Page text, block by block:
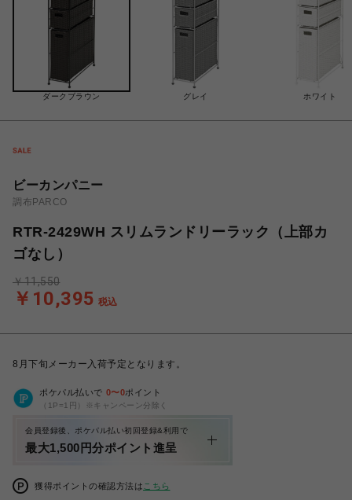
ダークブラウン グレイ ホワイト
ビーカンパニー
調布PARCO
RTR-2429WH スリムランドリーラック（上部カ
ゴなし）
￥10,395 税込
￥11,550
8月下旬メーカー入荷予定となります。
ポケパル払いで 0〜0ポイント
（1P=1円）※キャンペーン分除く
会員登録後、ポケパル払い初回登録&利用で
最大1,500円分ポイント進呈
獲得ポイントの確認方法は こちら